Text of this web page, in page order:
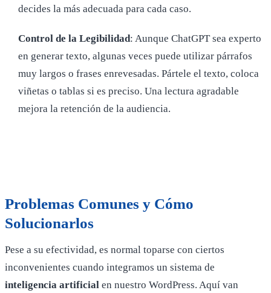
decides la más adecuada para cada caso.
Control de la Legibilidad: Aunque ChatGPT sea experto
en generar texto, algunas veces puede utilizar párrafos
muy largos o frases enrevesadas. Pártele el texto, coloca
viñetas o tablas si es preciso. Una lectura agradable
mejora la retención de la audiencia.
Problemas Comunes y Cómo
Solucionarlos
Pese a su efectividad, es normal toparse con ciertos
inconvenientes cuando integramos un sistema de
inteligencia artificial en nuestro WordPress. Aquí van